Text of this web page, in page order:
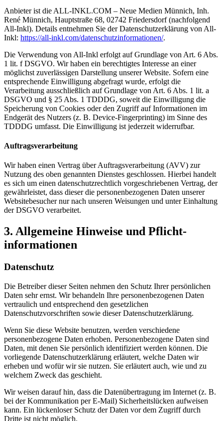
Anbieter ist die ALL-INKL.COM – Neue Medien Münnich, Inh.
René Münnich, Hauptstraße 68, 02742 Friedersdorf (nachfolgend
All-Inkl). Details entnehmen Sie der Datenschutzerklärung von All-
Inkl: https://all-inkl.com/datenschutzinformationen/.
Die Verwendung von All-Inkl erfolgt auf Grundlage von Art. 6 Abs.
1 lit. f DSGVO. Wir haben ein berechtigtes Interesse an einer
möglichst zuverlässigen Darstellung unserer Website. Sofern eine
entsprechende Einwilligung abgefragt wurde, erfolgt die
Verarbeitung ausschließlich auf Grundlage von Art. 6 Abs. 1 lit. a
DSGVO und § 25 Abs. 1 TDDDG, soweit die Einwilligung die
Speicherung von Cookies oder den Zugriff auf Informationen im
Endgerät des Nutzers (z. B. Device-Fingerprinting) im Sinne des
TDDDG umfasst. Die Einwilligung ist jederzeit widerrufbar.
Auftragsverarbeitung
Wir haben einen Vertrag über Auftragsverarbeitung (AVV) zur
Nutzung des oben genannten Dienstes geschlossen. Hierbei handelt
es sich um einen datenschutzrechtlich vorgeschriebenen Vertrag, der
gewährleistet, dass dieser die personenbezogenen Daten unserer
Websitebesucher nur nach unseren Weisungen und unter Einhaltung
der DSGVO verarbeitet.
3. Allgemeine Hinweise und Pflicht­
informationen
Datenschutz
Die Betreiber dieser Seiten nehmen den Schutz Ihrer persönlichen
Daten sehr ernst. Wir behandeln Ihre personenbezogenen Daten
vertraulich und entsprechend den gesetzlichen
Datenschutzvorschriften sowie dieser Datenschutzerklärung.
Wenn Sie diese Website benutzen, werden verschiedene
personenbezogene Daten erhoben. Personenbezogene Daten sind
Daten, mit denen Sie persönlich identifiziert werden können. Die
vorliegende Datenschutzerklärung erläutert, welche Daten wir
erheben und wofür wir sie nutzen. Sie erläutert auch, wie und zu
welchem Zweck das geschieht.
Wir weisen darauf hin, dass die Datenübertragung im Internet (z. B.
bei der Kommunikation per E-Mail) Sicherheitslücken aufweisen
kann. Ein lückenloser Schutz der Daten vor dem Zugriff durch
Dritte ist nicht möglich.